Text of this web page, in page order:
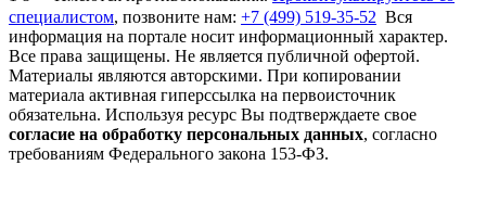
специалистом, позвоните нам: +7 (499) 519-35-52 Вся
информация на портале носит информационный характер.
Все права защищены. Не является публичной офертой.
Материалы являются авторскими. При копировании
материала активная гиперссылка на первоисточник
обязательна. Используя ресурс Вы подтверждаете свое
согласие на обработку персональных данных, согласно
требованиям Федерального закона 153-ФЗ.